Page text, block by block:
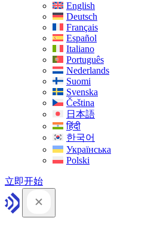
English
Deutsch
Français
Español
Italiano
Português
Nederlands
Suomi
Svenska
Čeština
日本語
हिंदी
한국어
Українська
Polski
立即开始